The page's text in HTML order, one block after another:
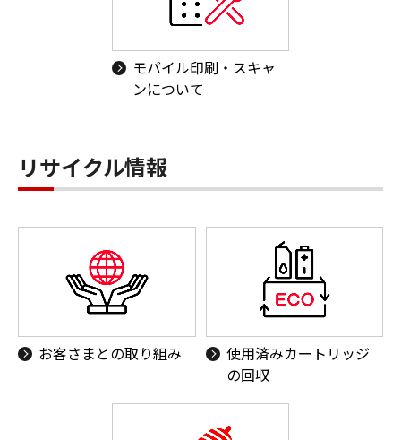
モバイル印刷・スキャ
ンについて
リサイクル情報
お客さまとの取り組み
使用済みカートリッジ
の回収